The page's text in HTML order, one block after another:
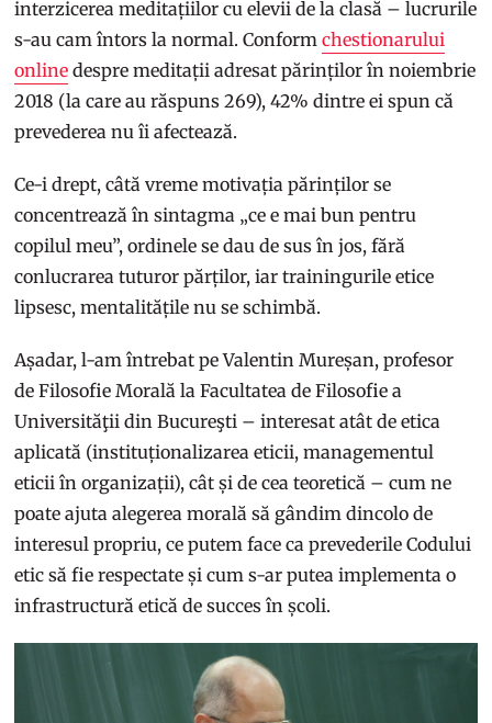
interzicerea meditațiilor cu elevii de la clasă – lucrurile
s-au cam întors la normal. Conformchestionarului
online despre meditații adresat părinților în noiembrie
2018 (la care au răspuns 269), 42% dintre ei spun că
prevederea nu îi afectează.
Ce-i drept, câtă vreme motivația părinților se
concentrează în sintagma „ce e mai bun pentru
copilul meu”, ordinele se dau de sus în jos, fără
conlucrarea tuturor părților, iar trainingurile etice
lipsesc, mentalitățile nu se schimbă.
Așadar, l-am întrebat pe Valentin Mureșan, profesor
de Filosofie Morală la Facultatea de Filosofie a
Universităţii din Bucureşti – interesat atât de etica
aplicată (instituționalizarea eticii, managementul
eticii în organizații), cât și de cea teoretică – cum ne
poate ajuta alegerea morală să gândim dincolo de
interesul propriu, ce putem face ca prevederile Codului
etic să fie respectate și cum s-ar putea implementa o
infrastructură etică de succes în școli.